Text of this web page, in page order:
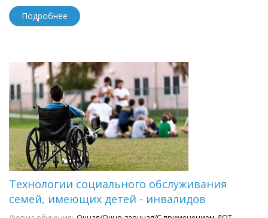
Подробнее
Технологии социального обслуживания
семей, имеющих детей - инвалидов